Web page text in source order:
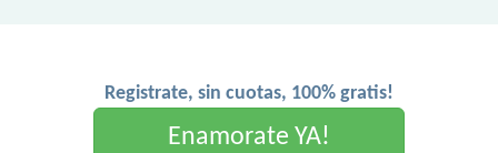
Registrate, sin cuotas, 100% gratis!
Enamorate YA!